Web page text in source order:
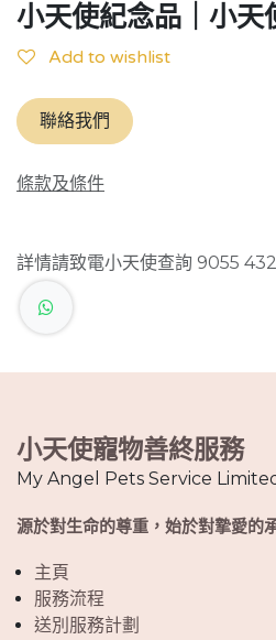
小天使紀念品｜小天
Add to wishlist
聯絡我們
條款及條件
詳情請致電小天使查詢 9055
小天使寵物善終服務
My Angel Pets Service
源於對生命的尊重，始於對摯愛的
主頁
服務流程
送別服務計劃